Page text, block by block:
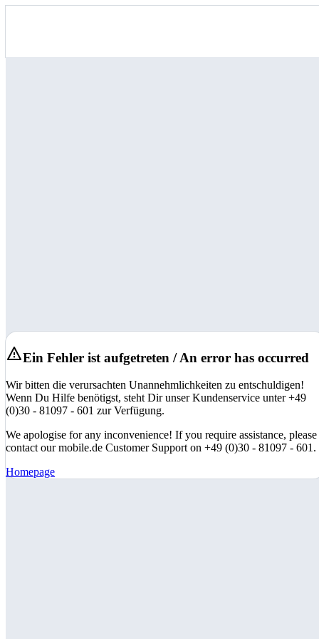
Ein Fehler ist aufgetreten / An error has occurred
Wir bitten die verursachten Unannehmlichkeiten zu entschuldigen!
Wenn Du Hilfe benötigst, steht Dir unser Kundenservice unter +49
(0)30 - 81097 - 601 zur Verfügung.
We apologise for any inconvenience! If you require assistance, please
contact our mobile.de Customer Support on +49 (0)30 - 81097 - 601.
Homepage